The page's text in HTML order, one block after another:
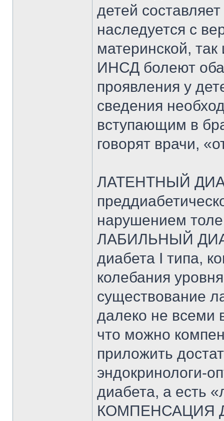
детей
наследуется с
материнской,
ИНСД болеют оба
проявления у
сведения
вступающим в
говорят врачи,
ЛАТЕНТНЫЙ
нарушением
ЛАБИЛЬНЫЙ
диабета I типа,
колебания
существование
далеко не всеми
что можно
приложить
эндокринологи-
диабета, а есть
КОМПЕНСАЦИЯ